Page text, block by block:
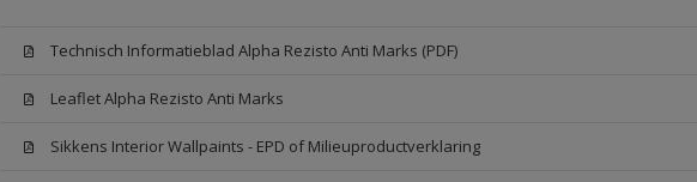
Technisch Informatieblad Alpha Rezisto Anti Marks (PDF)
Leaflet Alpha Rezisto Anti Marks
Sikkens Interior Wallpaints - EPD of Milieuproductverklaring